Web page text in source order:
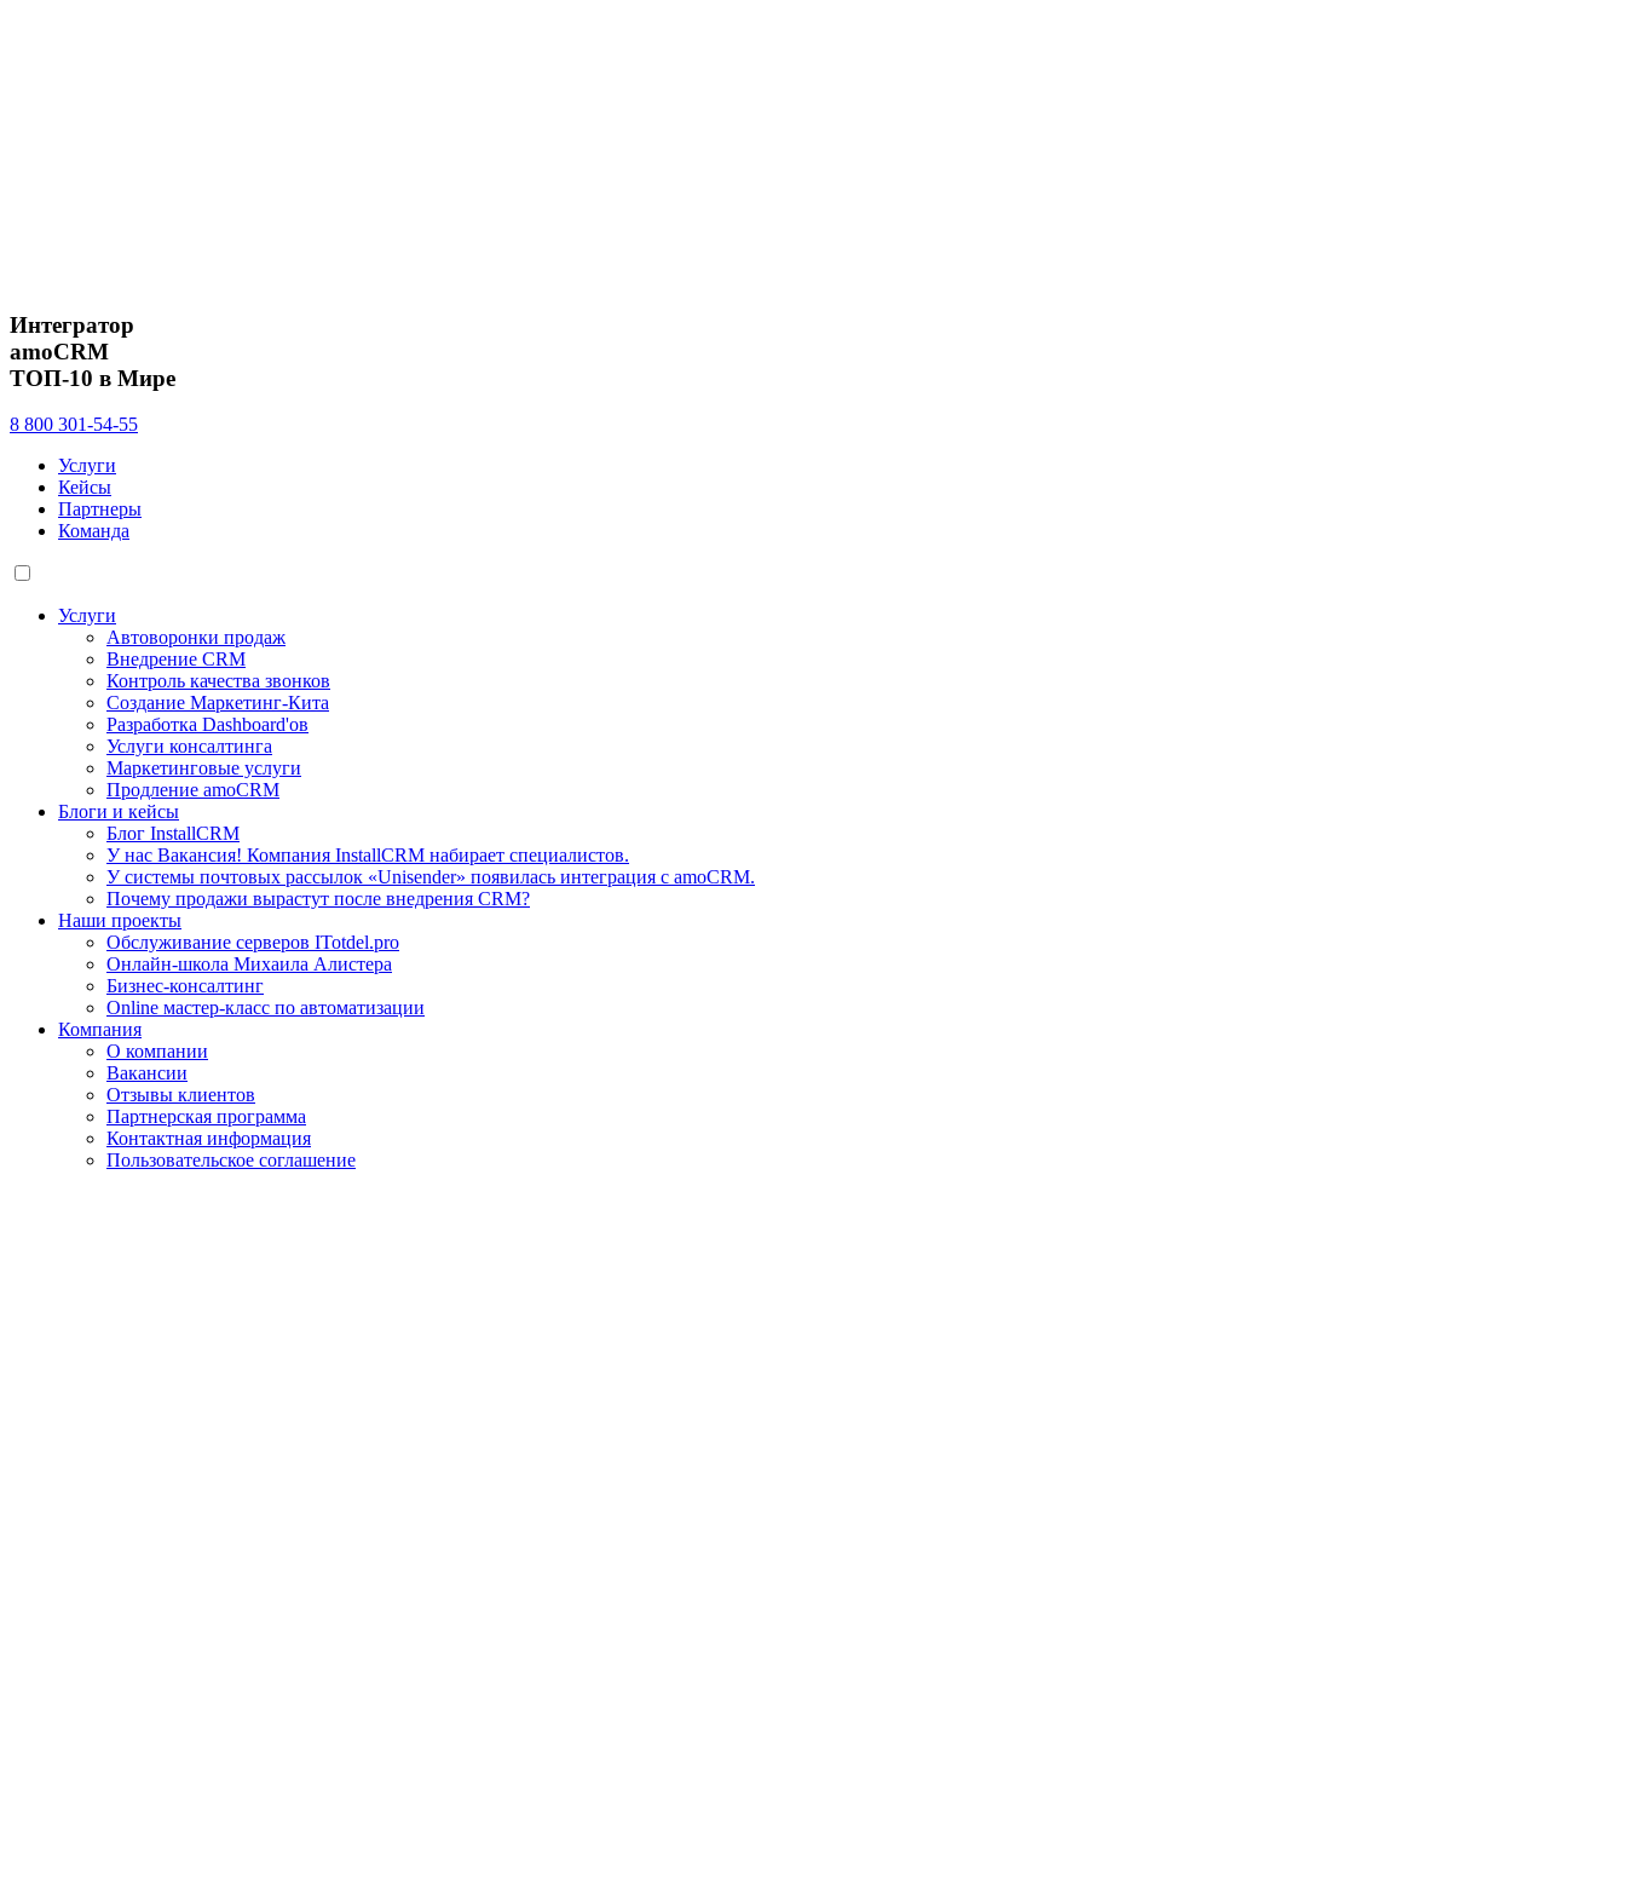
Интегратор
amoCRM
ТОП-10 в Мире
8 800 301-54-55
Услуги
Кейсы
Партнеры
Команда
Услуги
Автоворонки продаж
Внедрение CRM
Контроль качества звонков
Создание Маркетинг-Кита
Разработка Dashboard'ов
Услуги консалтинга
Маркетинговые услуги
Продление amoCRM
Блоги и кейсы
Блог InstallCRM
У нас Вакансия! Компания InstallCRM набирает специалистов.
У системы почтовых рассылок «Unisender» появилась интеграция с amoCRM.
Почему продажи вырастут после внедрения CRM?
Наши проекты
Обслуживание серверов ITotdel.pro
Онлайн-школа Михаила Алистера
Бизнес-консалтинг
Online мастер-класс по автоматизации
Компания
О компании
Вакансии
Отзывы клиентов
Партнерская программа
Контактная информация
Пользовательское соглашение